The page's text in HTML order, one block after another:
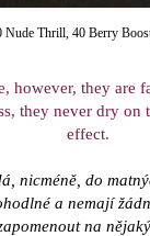
Nude Thrill, 40 Berry
however, they
they never dry
effect.
nicméně, do
a nemají
na